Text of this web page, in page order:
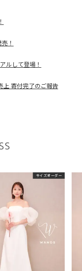
！
ルして登場！
上 寄付完了のご報告
サイズオーダー